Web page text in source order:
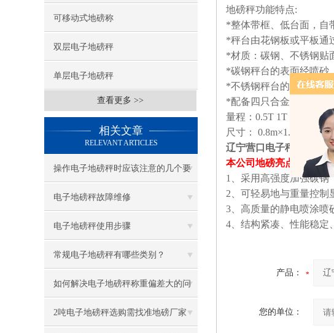
可移动式地磅称
双层电子地磅秤
单层电子地磅秤
查看更多 >>
相关文章
RELEVANT ARTICLES
操作电子地磅秤时应该注意的几个要
点
电子地磅秤故障维修
电子地磅秤使用步骤
常规电子地磅秤有哪些类别？
如何解决电子地磅秤称重偏差大的问
题？
2吨电子地磅秤选购需找准地磅厂家
地磅秤功能特点:
*整体带框、低台面，自
*秤台由花钢板或平板通
*材质：碳钢、不锈钢贴
*碳钢秤台的表面经喷砂
*不锈钢秤台的表面经抛
*配备四只合金钢或不锈
量程：0.5T 1T 2T 3T 5T
尺寸： 0.8m×1.0m、
辽宁营口电子秤厂家~营
本公司地磅亮点：
1、采用高强度加强碳钢
2、可轻易地与重量控制
3、高质量的静电喷涂喷
4、结构紧凑、性能稳定
产品：
您的单位：